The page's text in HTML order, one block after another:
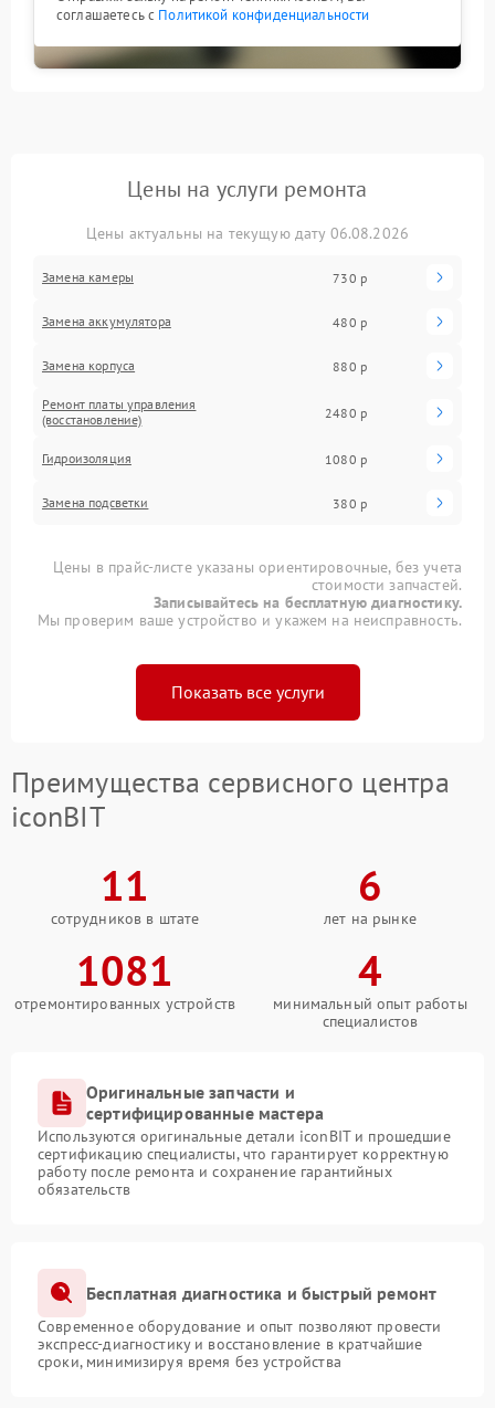
соглашаетесь с Политикой конфиденциальности
Цены на услуги ремонта
Цены актуальны на текущую дату 06.08.2026
Замена камеры 730 р
Замена аккумулятора 480 р
Замена корпуса 880 р
Ремонт платы управления
(восстановление)
2480 р
Гидроизоляция 1080 р
Замена подсветки 380 р
Цены в прайс-листе указаны ориентировочные, без учета
стоимости запчастей.
Записывайтесь на бесплатную диагностику.
Мы проверим ваше устройство и укажем на неисправность.
Показать все услуги
Преимущества сервисного центра
iconBIT
11
сотрудников в штате
6
лет на рынке
1081
отремонтированных устройств
4
минимальный опыт работы
специалистов
Оригинальные запчасти и
сертифицированные мастера
Используются оригинальные детали iconBIT и прошедшие
сертификацию специалисты, что гарантирует корректную
работу после ремонта и сохранение гарантийных
обязательств
Бесплатная диагностика и быстрый ремонт
Современное оборудование и опыт позволяют провести
экспресс-диагностику и восстановление в кратчайшие
сроки, минимизируя время без устройства